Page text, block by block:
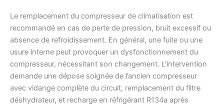
Le remplacement du compresseur de climatisation est
recommandé en cas de perte de pression, bruit excessif ou
absence de refroidissement. En général, une fuite ou une
usure interne peut provoquer un dysfonctionnement du
compresseur, nécessitant son changement. L’intervention
demande une dépose soignée de l’ancien compresseur
avec vidange complète du circuit, remplacement du filtre
déshydrateur, et recharge en réfrigérant R134a après